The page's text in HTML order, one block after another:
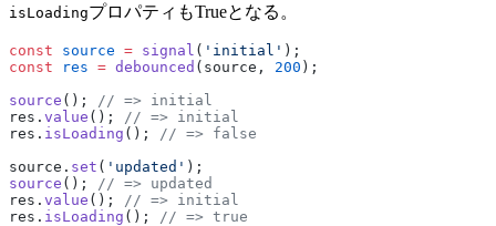
isLoadingプロパティもTrueとなる。
const source = signal ( 'initial' );
const res = debounced (source, 200 );
source ();
// => initial
res. value ();
// => initial
res. isLoading ();
// => false
source. set ( 'updated' );
source ();
// => updated
res. value ();
// => initial
res. isLoading ();
// => true